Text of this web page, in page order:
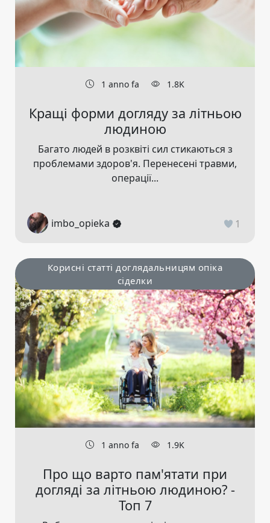
1 anno fa 1.8K
Кращі форми догляду за літньою
людиною
Багато людей в розквіті сил стикаються з
проблемами здоров'я. Перенесені травми,
операції...
imbo_opieka 1
Корисні статті доглядальницям опіка
сіделки
1 anno fa 1.9K
Про що варто пам'ятати при
догляді за літньою людиною? -
Топ 7